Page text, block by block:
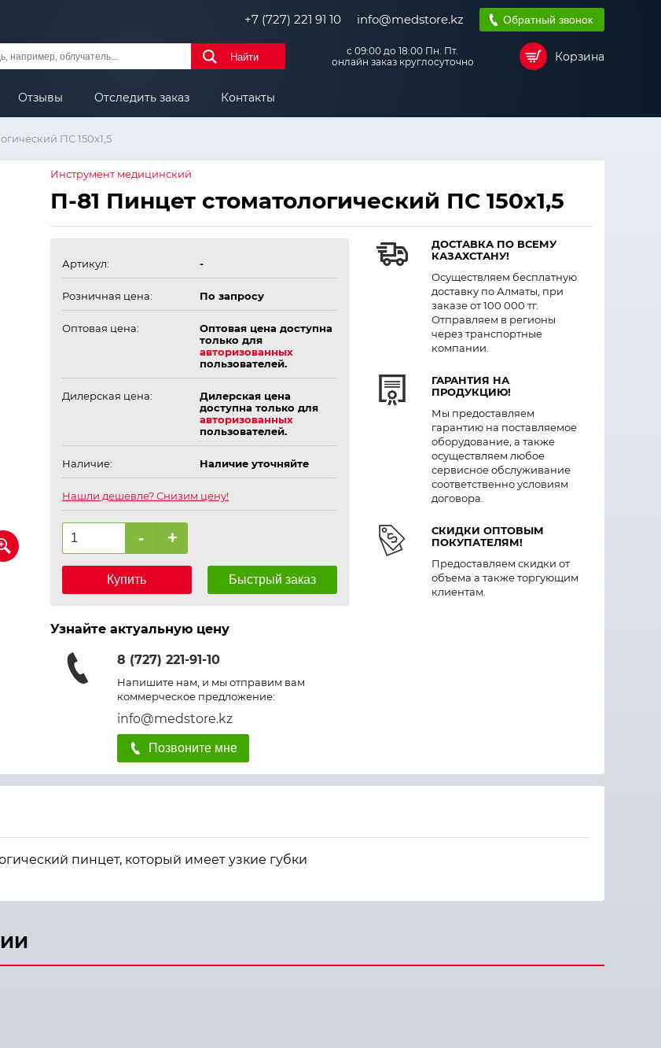
+7 (727) 221 91 10 info@medstore.kz Обратный звонок
Найти
с 09:00 до 18:00 Пн. Пт.
онлайн заказ круглосуточно
Корзина
Отзывы Отследить заказ Контакты
ПС 150х1,5
Инструмент медицинский
П-81 Пинцет стоматологический ПС 150х1,5
Артикул: -
Розничная цена: По запросу
Оптовая цена:
Оптовая цена доступна
только для
авторизованных
пользователей.
Дилерская цена:
Дилерская цена
доступна только для
авторизованных
пользователей.
Наличие: Наличие уточняйте
Нашли дешевле? Снизим цену!
- +
Купить Быстрый заказ
Узнайте актуальную цену
8 (727) 221-91-10
Напишите нам, и мы отправим вам
коммерческое предложение:
info@medstore.kz
Позвоните мне
ДОСТАВКА ПО ВСЕМУ
КАЗАХСТАНУ!
Осуществляем бесплатную
доставку по Алматы, при
заказе от 100 000 тг.
Отправляем в регионы
через транспортные
компании.
ГАРАНТИЯ НА
ПРОДУКЦИЮ!
Мы предоставляем
гарантию на поставляемое
оборудование, а также
осуществляем любое
сервисное обслуживание
соответственно условиям
договора.
СКИДКИ ОПТОВЫМ
ПОКУПАТЕЛЯМ!
Предоставляем скидки от
объема а также торгующим
клиентам.
пинцет, который имеет узкие губки